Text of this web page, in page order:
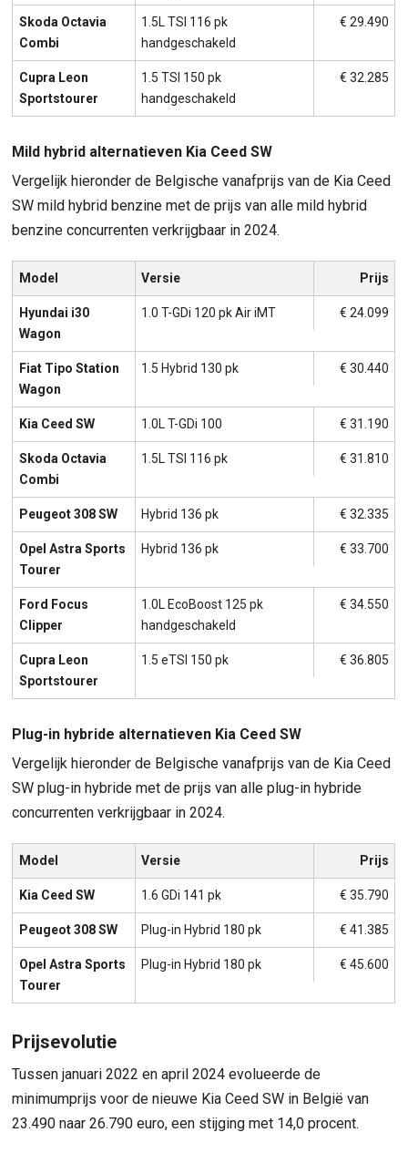
Skoda Octavia
Combi
1.5L TSI 116 pk
handgeschakeld
€ 29.490
Cupra Leon
Sportstourer
1.5 TSI 150 pk
handgeschakeld
€ 32.285
Mild hybrid alternatieven Kia Ceed SW
Vergelijk hieronder de Belgische vanafprijs van de Kia Ceed
SW mild hybrid benzine met de prijs van alle mild hybrid
benzine concurrenten verkrijgbaar in 2024.
Model Versie Prijs
Hyundai i30
Wagon
1.0 T-GDi 120 pk Air iMT € 24.099
Fiat Tipo Station
Wagon
1.5 Hybrid 130 pk € 30.440
Kia Ceed SW 1.0L T-GDi 100 € 31.190
Skoda Octavia
Combi
1.5L TSI 116 pk € 31.810
Peugeot 308 SW Hybrid 136 pk € 32.335
Opel Astra Sports
Tourer
Hybrid 136 pk € 33.700
Ford Focus
Clipper
1.0L EcoBoost 125 pk
handgeschakeld
€ 34.550
Cupra Leon
Sportstourer
1.5 eTSI 150 pk € 36.805
Plug-in hybride alternatieven Kia Ceed SW
Vergelijk hieronder de Belgische vanafprijs van de Kia Ceed
SW plug-in hybride met de prijs van alle plug-in hybride
concurrenten verkrijgbaar in 2024.
Model Versie Prijs
Kia Ceed SW 1.6 GDi 141 pk € 35.790
Peugeot 308 SW Plug-in Hybrid 180 pk € 41.385
Opel Astra Sports
Tourer
Plug-in Hybrid 180 pk € 45.600
Prijsevolutie
Tussen januari 2022 en april 2024 evolueerde de
minimumprijs voor de nieuwe Kia Ceed SW in België van
23.490 naar 26.790 euro, een stijging met 14,0 procent.